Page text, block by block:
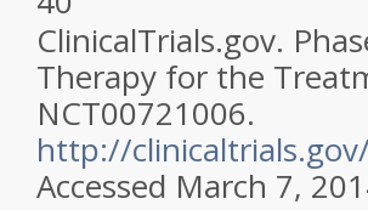
ClinicalTrials.gov.
Therapy for the
NCT00721006.
http://
Accessed March 7,